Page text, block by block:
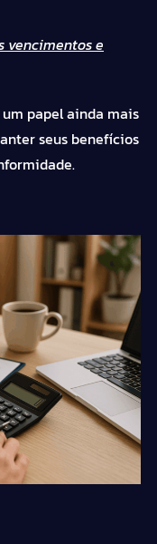
vencimentos e
papel ainda mais
seus benefícios